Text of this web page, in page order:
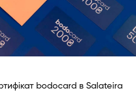
bodocard в Salateira